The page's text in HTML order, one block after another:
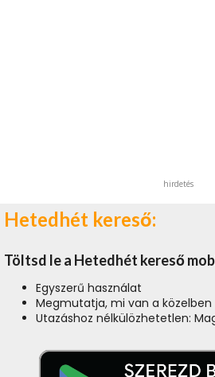
hirdetés
Hetedhét kereső:
Töltsd le a Hetedhét kereső
Egyszerű használat
Megmutatja, mi van a közelben
Utazáshoz nélkülözhetetlen: